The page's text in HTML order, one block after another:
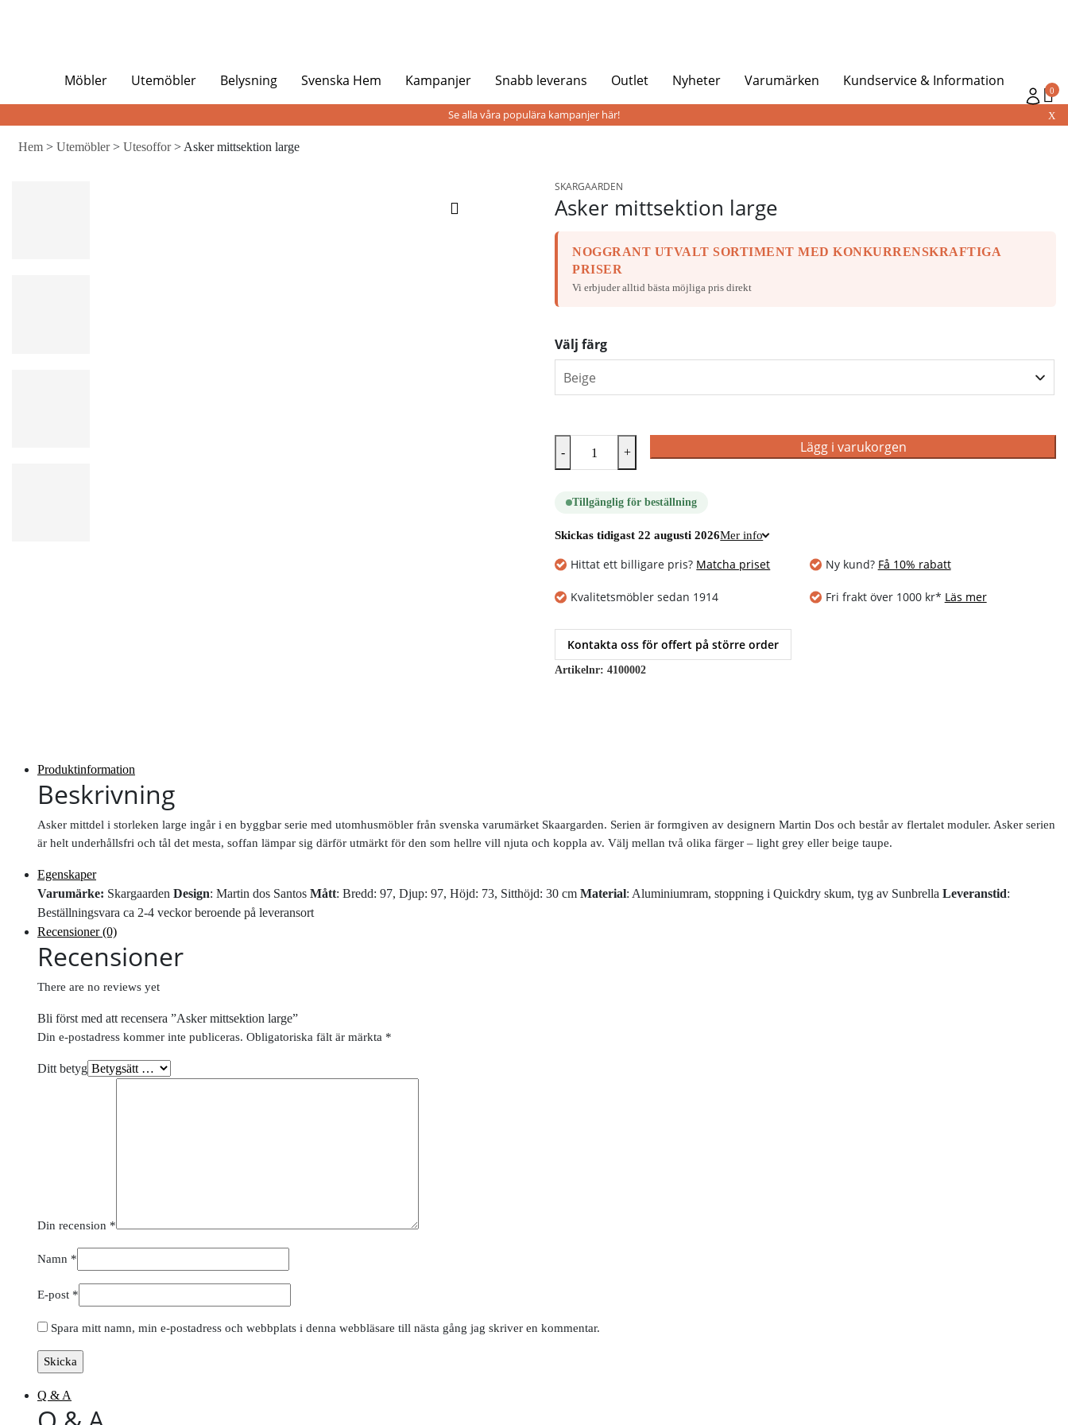
0
Möbler Utemöbler Belysning Svenska Hem Kampanjer Snabb leverans Outlet Nyheter Varumärken Kundservice & Information
Se alla våra populära kampanjer här! X
Hem > Utemöbler> Utesoffor> Asker mittsektion large
SKARGAARDEN
Asker mittsektion large
NOGGRANT UTVALT SORTIMENT MED KONKURRENSKRAFTIGA
PRISER
Vi erbjuder alltid bästa möjliga pris direkt
Välj färg
- + Lägg i varukorgen
Tillgänglig för beställning
Skickas tidigast 22 augusti 2026Mer info
Hittat ett billigare pris? Matcha priset Ny kund? Få 10% rabatt
Kvalitetsmöbler sedan 1914 Fri frakt över 1000 kr* Läs mer
Kontakta oss för offert på större order
Artikelnr:4100002
Produktinformation
Beskrivning
Asker mittdel i storleken large ingår i en byggbar serie med utomhusmöbler från svenska varumärket Skaargarden. Serien är formgiven av designern Martin Dos och består av flertalet moduler. Asker serien
är helt underhållsfri och tål det mesta, soffan lämpar sig därför utmärkt för den som hellre vill njuta och koppla av. Välj mellan två olika färger – light grey eller beige taupe.
Egenskaper
Varumärke: Skargaarden Design: Martin dos Santos Mått: Bredd: 97, Djup: 97, Höjd: 73, Sitthöjd: 30 cm Material: Aluminiumram, stoppning i Quickdry skum, tyg av Sunbrella Leveranstid:
Beställningsvara ca 2-4 veckor beroende på leveransort
Recensioner (0)
Recensioner
There are no reviews yet
Bli först med att recensera ”Asker mittsektion large”
Din e-postadress kommer inte publiceras. Obligatoriska fält är märkta *
Ditt betyg
Din recension *
Namn *
E-post *
Spara mitt namn, min e-postadress och webbplats i denna webbläsare till nästa gång jag skriver en kommentar.
Q & A